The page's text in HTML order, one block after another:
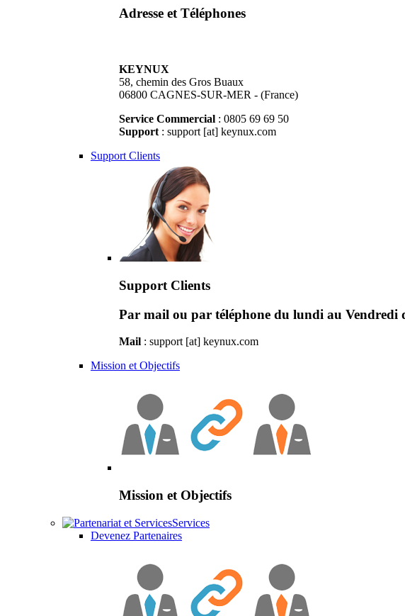
Adresse et Téléphones
KEYNUX
58, chemin des Gros Buaux
06800 CAGNES-SUR-MER - (France)
Service Commercial : 0805 69 69 50
Support : support [at] keynux.com
Support Clients
Support Clients
Par mail ou par téléphone du lundi au Vendredi
Mail : support [at] keynux.com
Mission et Objectifs
Mission et Objectifs
Services
Devenez Partenaires